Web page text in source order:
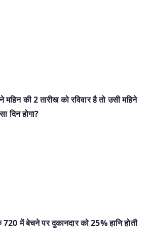
महिन की 2 तारीख को रविवार है तो उसी महिने
दिन होगा?
में बेचने पर दुकानदार को 25% हानि होती